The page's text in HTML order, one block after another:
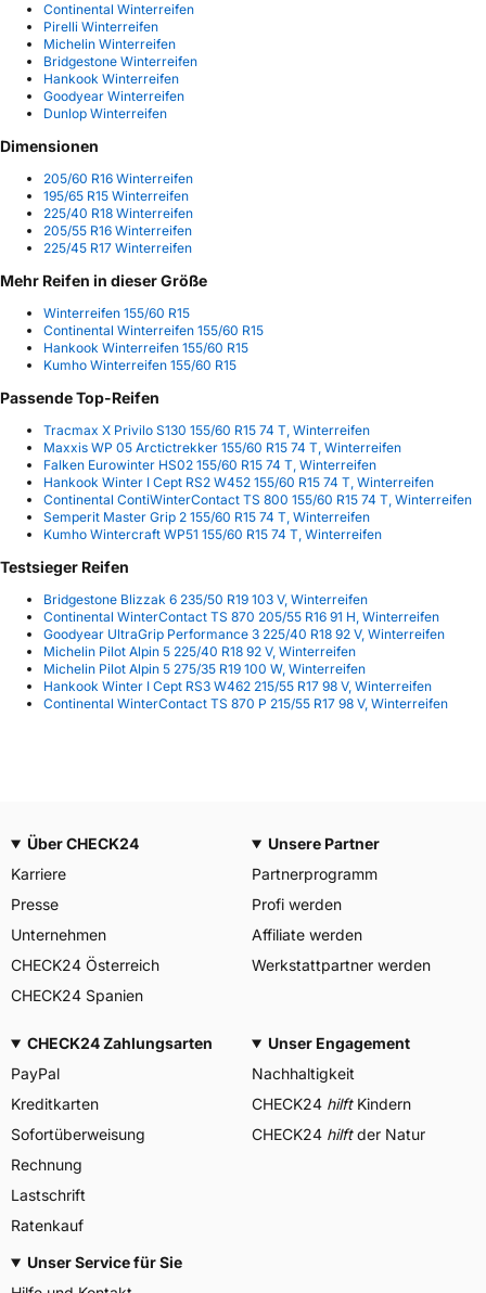
Continental Winterreifen
Pirelli Winterreifen
Michelin Winterreifen
Bridgestone Winterreifen
Hankook Winterreifen
Goodyear Winterreifen
Dunlop Winterreifen
Dimensionen
205/60 R16 Winterreifen
195/65 R15 Winterreifen
225/40 R18 Winterreifen
205/55 R16 Winterreifen
225/45 R17 Winterreifen
Mehr Reifen in dieser Größe
Winterreifen 155/60 R15
Continental Winterreifen 155/60 R15
Hankook Winterreifen 155/60 R15
Kumho Winterreifen 155/60 R15
Passende Top-Reifen
Tracmax X Privilo S130 155/60 R15 74 T, Winterreifen
Maxxis WP 05 Arctictrekker 155/60 R15 74 T, Winterreifen
Falken Eurowinter HS02 155/60 R15 74 T, Winterreifen
Hankook Winter I Cept RS2 W452 155/60 R15 74 T, Winterreifen
Continental ContiWinterContact TS 800 155/60 R15 74 T, Winterreifen
Semperit Master Grip 2 155/60 R15 74 T, Winterreifen
Kumho Wintercraft WP51 155/60 R15 74 T, Winterreifen
Testsieger Reifen
Bridgestone Blizzak 6 235/50 R19 103 V, Winterreifen
Continental WinterContact TS 870 205/55 R16 91 H, Winterreifen
Goodyear UltraGrip Performance 3 225/40 R18 92 V, Winterreifen
Michelin Pilot Alpin 5 225/40 R18 92 V, Winterreifen
Michelin Pilot Alpin 5 275/35 R19 100 W, Winterreifen
Hankook Winter I Cept RS3 W462 215/55 R17 98 V, Winterreifen
Continental WinterContact TS 870 P 215/55 R17 98 V, Winterreifen
Über CHECK24
Karriere
Presse
Unternehmen
CHECK24 Österreich
CHECK24 Spanien
Unsere Partner
Partnerprogramm
Profi werden
Affiliate werden
Werkstattpartner werden
CHECK24 Zahlungsarten
PayPal
Kreditkarten
Sofortüberweisung
Rechnung
Lastschrift
Ratenkauf
Unser Engagement
Nachhaltigkeit
CHECK24 hilftKindern
CHECK24 hilftder Natur
Unser Service für Sie